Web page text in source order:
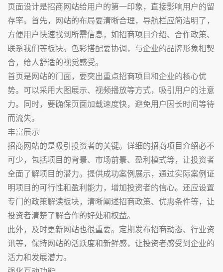
页面设计是招商网站给用户的第一印象，直接影响用户的留
存率。首先，网站的布局要清晰合理，导航栏应简洁明了，
方便用户快速找到所需信息，如招商项目介绍、合作政策、
联系我们等板块。色彩搭配要协调，与企业的品牌形象相契
合，给人舒适的视觉感受。
首页是网站的门面，要突出重点招商项目和企业的核心优
势。可以采用大图展示、视频播放等方式，吸引用户的注意
力。同时，要确保页面加载速度快，避免用户因长时间等待
而流失。
丰富展示
招商网站的是吸引投资者的关键。详细的招商项目介绍必不
可少，包括项目的背景、市场前景、盈利模式等，让投资者
全面了解项目的潜力。提供成功案例展示，通过实际案例证
明项目的可行性和盈利能力，增加投资者的信心。还应设置
专门的政策解读板块，清晰阐述招商政策、优惠条件等，让
投资者清楚了解合作的好处和权益。
此外，及时更新网站也很重要。定期发布招商动态、行业资
讯等，保持网站的活跃度和新鲜感，让投资者感受到企业的
活力和发展潜力。